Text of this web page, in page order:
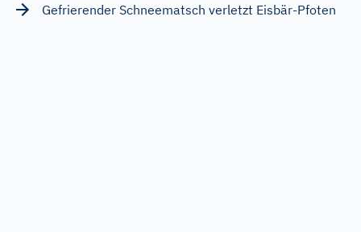
Gefrierender Schneematsch verletzt Eisbär-Pfoten